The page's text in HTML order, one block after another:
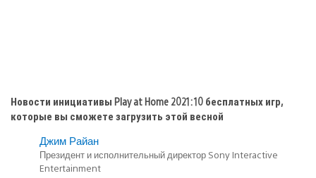
Новости инициативы Play at Home 2021: 10 бесплатных игр,
которые вы сможете загрузить этой весной
Джим Райан
Президент и исполнительный директор Sony Interactive
Entertainment